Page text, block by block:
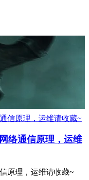
络通信原理，运维
原理，运维请收藏~